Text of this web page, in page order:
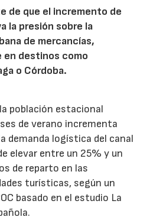
de que el incremento de
la presión sobre la
de mercancías,
en destinos como
o Córdoba.
población estacional
de verano incrementa
demanda logística del canal
elevar entre un 25% y un
de reparto en las
turísticas, según un
basado en el estudio La